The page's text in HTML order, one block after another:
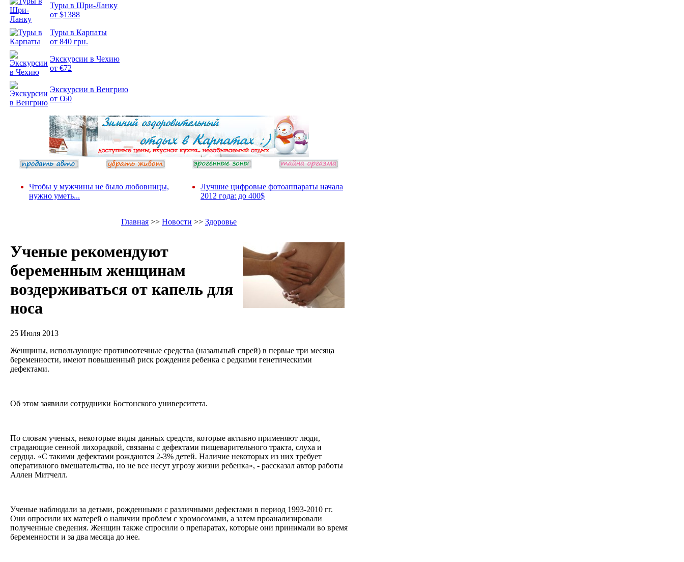
Туры в Шри-Ланку
от $1388
Туры в Карпаты
от 840 грн.
Экскурсии в Чехию
от €72
Экскурсии в Венгрию
от €60
Чтобы у мужчины не было любовницы,
нужно уметь...
Лучшие цифровые фотоаппараты начала
2012 года: до 400$
Главная >> Новости >> Здоровье
Ученые рекомендуют
беременным женщинам
воздерживаться от капель для
носа
25 Июля 2013
Женщины, использующие противоотечные средства (назальный спрей) в первые три месяца
беременности, имеют повышенный риск рождения ребенка с редкими генетическими
дефектами.
Об этом заявили сотрудники Бостонского университета.
По словам ученых, некоторые виды данных средств, которые активно применяют люди,
страдающие сенной лихорадкой, связаны с дефектами пищеварительного тракта, слуха и
сердца. «С такими дефектами рождаются 2-3% детей. Наличие некоторых из них требует
оперативного вмешательства, но не все несут угрозу жизни ребенка», - рассказал автор работы
Аллен Митчелл.
Ученые наблюдали за детьми, рожденными с различными дефектами в период 1993-2010 гг.
Они опросили их матерей о наличии проблем с хромосомами, а затем проанализировали
полученные сведения. Женщин также спросили о препаратах, которые они принимали во время
беременности и за два месяца до нее.